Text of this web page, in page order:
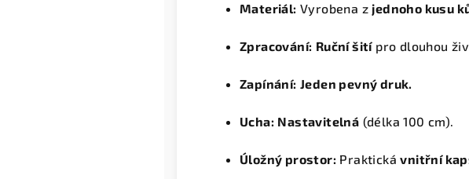
Materiál: Vyrobena z jednoho kusu
Zpracování: Ruční šitípro dlouhou
Zapínání: Jeden pevný druk.
Ucha: Nastavitelná (délka 100 cm).
Úložný prostor: Praktickávnitřní